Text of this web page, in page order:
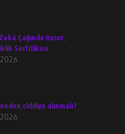
Çağında Kusur,
Sertifikası
ciddiye alınmalı?